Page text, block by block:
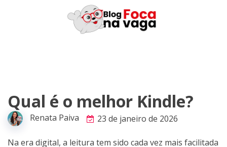
Qual é o melhor Kindle?
Renata Paiva 23 de janeiro de 2026
Na era digital, a leitura tem sido cada vez mais facilitada